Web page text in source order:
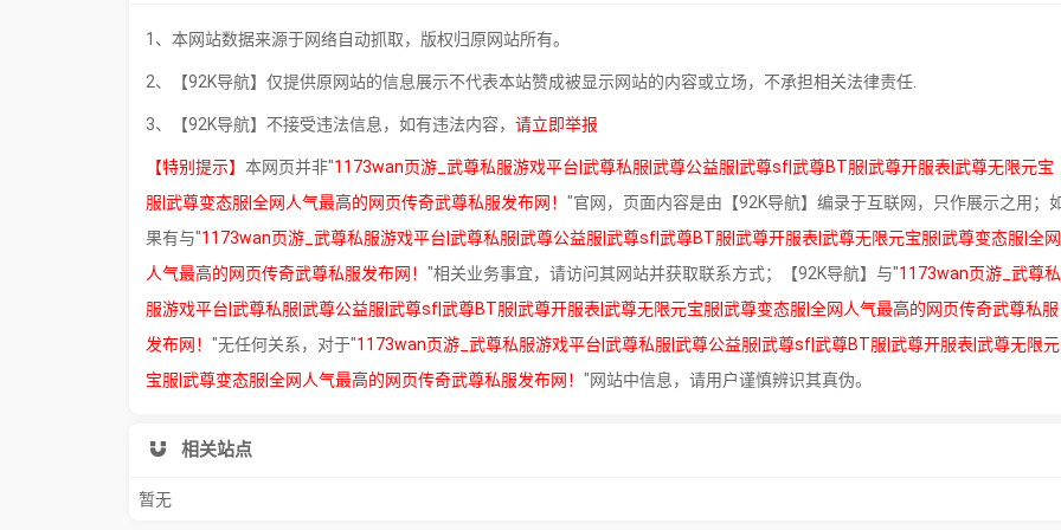
1、本网站数据来源于网络自动抓取，版权归原网站所有。
2、【92K导航】仅提供原网站的信息展示不代表本站赞成被显示网站的内容或立场，不承担相关法律责任.
3、【92K导航】不接受违法信息，如有违法内容， 请立即举报
【特别提示】 本网页并非"1173wan页游_武尊私服游戏平台|武尊私服|武尊公益服|武尊sf|武尊BT服|武尊开服表|武尊无限元宝
服|武尊变态服|全网人气最高的网页传奇武尊私服发布网！ "官网，页面内容是由【92K导航】编录于互联网，只作展示之用；
果有与"1173wan页游_武尊私服游戏平台|武尊私服|武尊公益服|武尊sf|武尊BT服|武尊开服表|武尊无限元宝服|武尊变态服|全网
人气最高的网页传奇武尊私服发布网！ "相关业务事宜，请访问其网站并获取联系方式；【92K导航】与"1173wan页游_武尊私
服游戏平台|武尊私服|武尊公益服|武尊sf|武尊BT服|武尊开服表|武尊无限元宝服|武尊变态服|全网人气最高的网页传奇武尊私服
发布网！ "无任何关系，对于"1173wan页游_武尊私服游戏平台|武尊私服|武尊公益服|武尊sf|武尊BT服|武尊开服表|武尊无限元
宝服|武尊变态服|全网人气最高的网页传奇武尊私服发布网！ "网站中信息，请用户谨慎辨识其真伪。
相关站点
暂无